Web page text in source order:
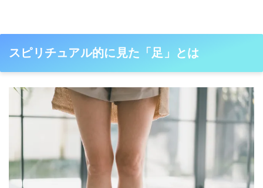
スピリチュアル的に見た「足」とは